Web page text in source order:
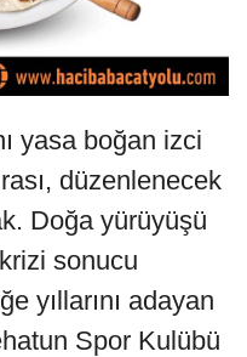
yasa boğan izci
düzenlenecek
Doğa yürüyüşü
sonucu
yıllarını adayan
Spor Kulübü